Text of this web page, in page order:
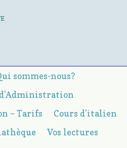
sommes-nous?
– Tarifs
Cours d’italien
Vos lectures